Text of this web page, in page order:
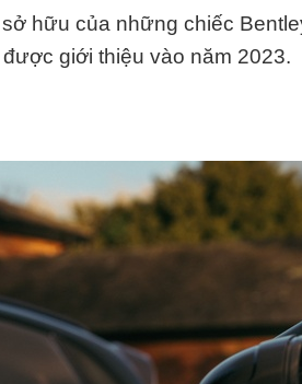
hữu của những chiếc
giới thiệu vào năm 2023.